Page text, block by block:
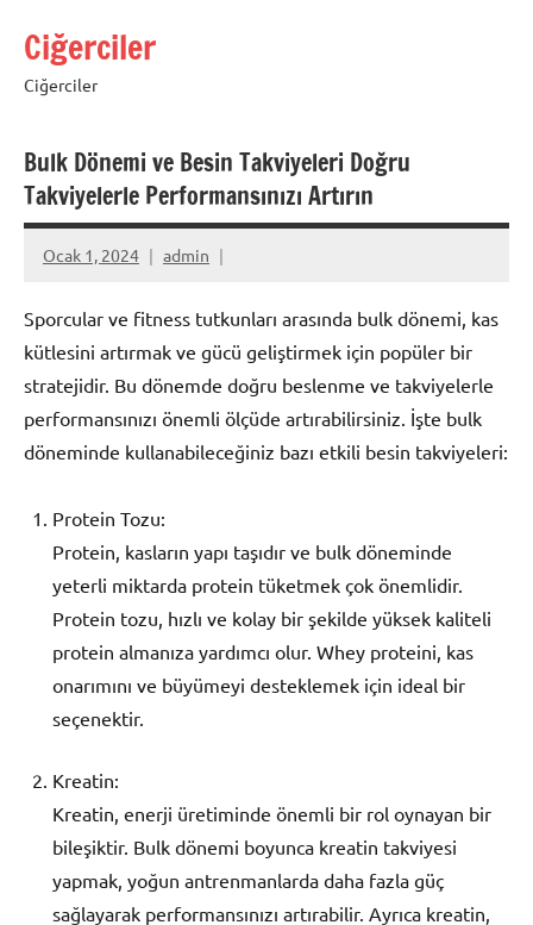
geçCiğerciler
Ciğerciler
Bulk Dönemi ve Besin Takviyeleri Doğru
Takviyelerle Performansınızı Artırın
Ocak 1, 2024 admin
Sporcular ve fitness tutkunları arasında bulk dönemi, kas
kütlesini artırmak ve gücü geliştirmek için popüler bir
stratejidir. Bu dönemde doğru beslenme ve takviyelerle
performansınızı önemli ölçüde artırabilirsiniz. İşte bulk
döneminde kullanabileceğiniz bazı etkili besin takviyeleri:
Protein Tozu:
Protein, kasların yapı taşıdır ve bulk döneminde
yeterli miktarda protein tüketmek çok önemlidir.
Protein tozu, hızlı ve kolay bir şekilde yüksek kaliteli
protein almanıza yardımcı olur. Whey proteini, kas
onarımını ve büyümeyi desteklemek için ideal bir
seçenektir.
Kreatin:
Kreatin, enerji üretiminde önemli bir rol oynayan bir
bileşiktir. Bulk dönemi boyunca kreatin takviyesi
yapmak, yoğun antrenmanlarda daha fazla güç
sağlayarak performansınızı artırabilir. Ayrıca kreatin,